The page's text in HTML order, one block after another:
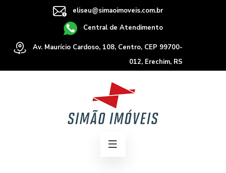
eliseu@simaoimoveis.com.br
Central de Atendimento
Av. Maurício Cardoso, 108, Centro, CEP 99700-
012, Erechim, RS